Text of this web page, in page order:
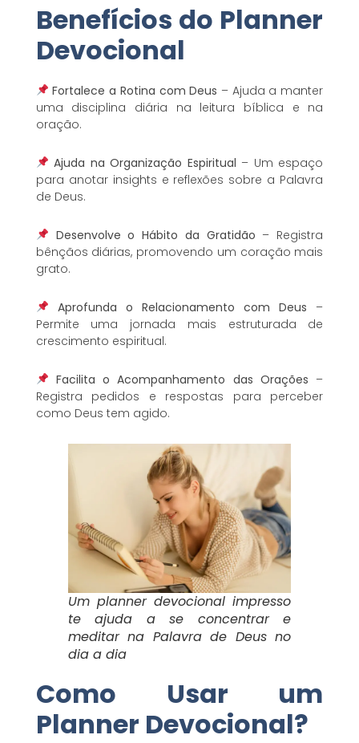
Benefícios do Planner
Devocional
Fortalece a Rotina com Deus – Ajuda a manter
uma disciplina diária na leitura bíblica e na
oração.
Ajuda na Organização Espiritual – Um espaço
para anotar insights e reflexões sobre a Palavra
de Deus.
Desenvolve o Hábito da Gratidão – Registra
bênçãos diárias, promovendo um coração mais
grato.
Aprofunda o Relacionamento com Deus –
Permite uma jornada mais estruturada de
crescimento espiritual.
Facilita o Acompanhamento das Orações –
Registra pedidos e respostas para perceber
como Deus tem agido.
Um planner devocional impresso
te ajuda a se concentrar e
meditar na Palavra de Deus no
dia a dia
Como Usar um
Planner Devocional?